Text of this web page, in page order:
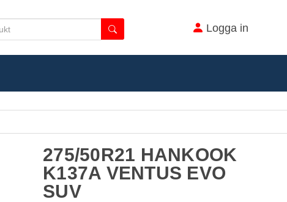
Logga in
275/50R21 HANKOOK
K137A VENTUS EVO
SUV